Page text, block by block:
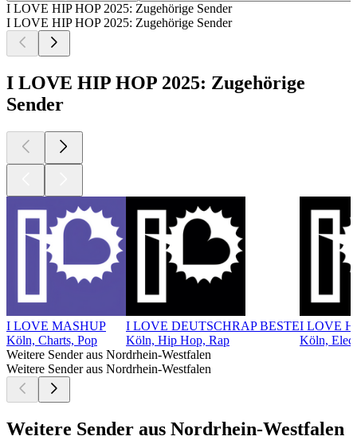
I LOVE HIP HOP 2025: Zugehörige Sender
I LOVE HIP HOP 2025: Zugehörige Sender
I LOVE HIP HOP 2025: Zugehörige
Sender
I LOVE MASHUP
Köln, Charts, Pop
I LOVE DEUTSCHRAP BESTE
Köln, Hip Hop, Rap
I LOVE
Köln,
Weitere Sender aus Nordrhein-Westfalen
Weitere Sender aus Nordrhein-Westfalen
Weitere Sender aus Nordrhein-Westfalen